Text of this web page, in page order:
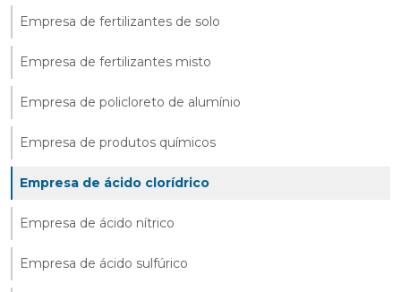
Empresa de fertilizantes de solo
Empresa de fertilizantes misto
Empresa de policloreto de alumínio
Empresa de produtos químicos
Empresa de ácido clorídrico
Empresa de ácido nítrico
Empresa de ácido sulfúrico